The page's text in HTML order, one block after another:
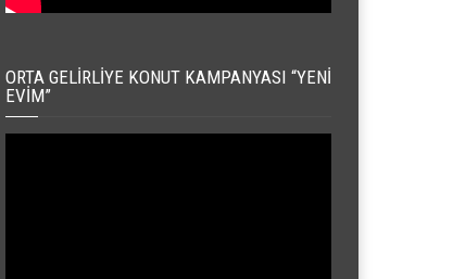
ORTA GELIRLIYE KONUT KAMPANYASI “YENI
EVIM”